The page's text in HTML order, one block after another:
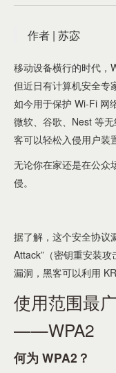
Other
作者 | 苏宓
移动设备横行的时代，
但近日有计算机安全专
如今用于保护 Wi-Fi 网
微软、谷歌、Nest 等
客可以轻松入侵用户装
无论你在家还是在公众
侵。
据了解，这个安全协议
Attack”（密钥重安装
漏洞，黑客可以利用
使用范围最
——WPA2
何为 WPA2？